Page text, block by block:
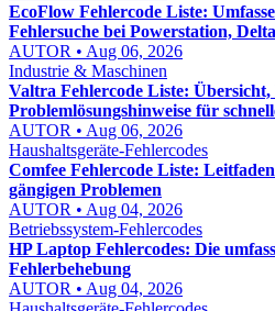
EcoFlow Fehlercode Liste:
Fehlersuche bei Powerstation,
AUTOR • Aug 06, 2026
Industrie & Maschinen
Valtra Fehlercode Liste: Übersicht,
Problemlösungshinweise für
AUTOR • Aug 06, 2026
Haushaltsgeräte-Fehlercodes
Comfee Fehlercode Liste:
gängigen Problemen
AUTOR • Aug 04, 2026
Betriebssystem-Fehlercodes
HP Laptop Fehlercodes: Die
Fehlerbehebung
AUTOR • Aug 04, 2026